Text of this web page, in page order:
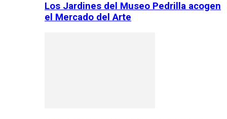
Los Jardines del Museo Pedrilla acogen
el Mercado del Arte